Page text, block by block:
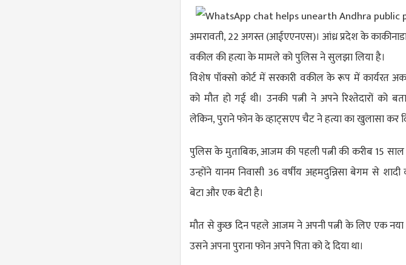
अमरावती, 22 अगस्त (आईएएनएस)। आंध्र प्रदेश के
वकील की हत्या के मामले को पुलिस ने सुलझा लिया है।
विशेष पॉक्सो कोर्ट में सरकारी वकील के रूप में
को मौत हो गई थी। उनकी पत्नी ने अपने रिश्तेदारों को
लेकिन, पुराने फोन के व्हाट्सएप चैट ने हत्या का खुलासा कर
पुलिस के मुताबिक, आजम की पहली पत्नी की करीब 15 साल
उन्होंने यानम निवासी 36 वर्षीय अहमदुन्निसा बेगम से
बेटा और एक बेटी है।
मौत से कुछ दिन पहले आजम ने अपनी पत्नी के लिए एक नया
उसने अपना पुराना फोन अपने पिता को दे दिया था।